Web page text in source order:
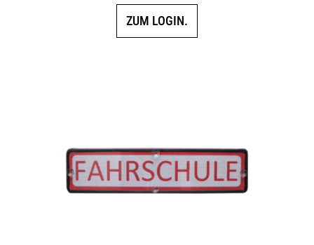
ZUM LOGIN.